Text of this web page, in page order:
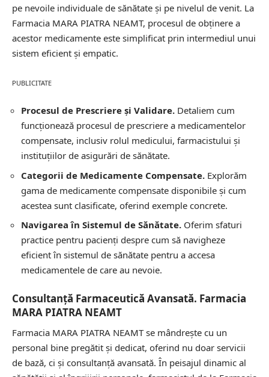
pe nevoile individuale de sănătate și pe nivelul de venit. La
Farmacia MARA PIATRA NEAMT, procesul de obținere a
acestor medicamente este simplificat prin intermediul unui
sistem eficient și empatic.
PUBLICITATE
Procesul de Prescriere și Validare. Detaliem cum
funcționează procesul de prescriere a medicamentelor
compensate, inclusiv rolul medicului, farmacistului și
instituțiilor de asigurări de sănătate.
Categorii de Medicamente Compensate. Explorăm
gama de medicamente compensate disponibile și cum
acestea sunt clasificate, oferind exemple concrete.
Navigarea în Sistemul de Sănătate. Oferim sfaturi
practice pentru pacienți despre cum să navigheze
eficient în sistemul de sănătate pentru a accesa
medicamentele de care au nevoie.
Consultanță Farmaceutică Avansată. Farmacia
MARA PIATRA NEAMT
Farmacia MARA PIATRA NEAMT se mândrește cu un
personal bine pregătit și dedicat, oferind nu doar servicii
de bază, ci și consultanță avansată. În peisajul dinamic al